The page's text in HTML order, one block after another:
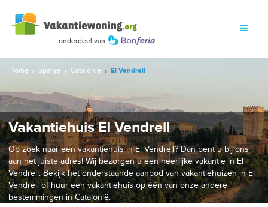
Home Spanje Catalonië El Vendrell
Vakantiehuis El Vendrell
Op zoek naar een vakantiehuis in El Vendrell? Dan bent u bij ons
aan het juiste adres! Wij bezorgen u een heerlijke vakantie in El
Vendrell. Bekijk het onderstaande aanbod van vakantiehuizen in El
Vendrell of huur een vakantiehuis op één van onze andere
bestemmingen in Catalonië.